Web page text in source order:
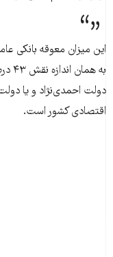
به
دولت احمدی‌نژاد و یا
اقتصادی کشور است.